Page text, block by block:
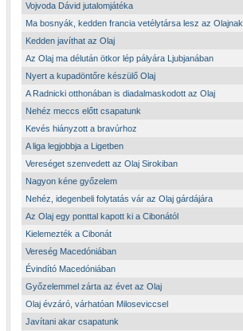
Vojvoda Dávid jutalomjátéka
Ma bosnyák, kedden francia vetélytársa lesz az Olajnak
Kedden javíthat az Olaj
Az Olaj ma délután ötkor lép pályára Ljubjanában
Nyert a kupadöntőre készülő Olaj
A Radnicki otthonában is diadalmaskodott az Olaj
Nehéz meccs előtt csapatunk
Kevés hiányzott a bravúrhoz
A liga legjobbja a Ligetben
Vereséget szenvedett az Olaj Sirokiban
Nagyon kéne győzelem
Nehéz, idegenbeli folytatás vár az Olaj gárdájára
Az Olaj egy ponttal kapott ki a Cibonától
Kielemezték a Cibonát
Vereség Macedóniában
Évindító Macedóniában
Győzelemmel zárta az évet az Olaj
Olaj évzáró, várhatóan Miloseviccsel
Javítani akar csapatunk